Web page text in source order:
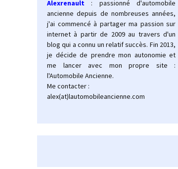
Alexrenault
: passionné d'automobile
ancienne depuis de nombreuses années,
j'ai commencé à partager ma passion sur
internet à partir de 2009 au travers d'un
blog qui a connu un relatif succès. Fin 2013,
je décide de prendre mon autonomie et
me lancer avec mon propre site :
l'Automobile Ancienne.
Me contacter :
alex(at)lautomobileancienne.com